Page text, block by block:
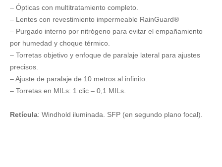
– Ópticas con multitratamiento completo.
– Lentes con revestimiento impermeable RainGuard®
– Purgado interno por nitrógeno para evitar el empañamiento
por humedad y choque térmico.
– Torretas objetivo y enfoque de paralaje lateral para ajustes
precisos.
– Ajuste de paralaje de 10 metros al infinito.
– Torretas en MILs: 1 clic – 0,1 MILs.
Retícula: Windhold iluminada. SFP (en segundo plano focal).